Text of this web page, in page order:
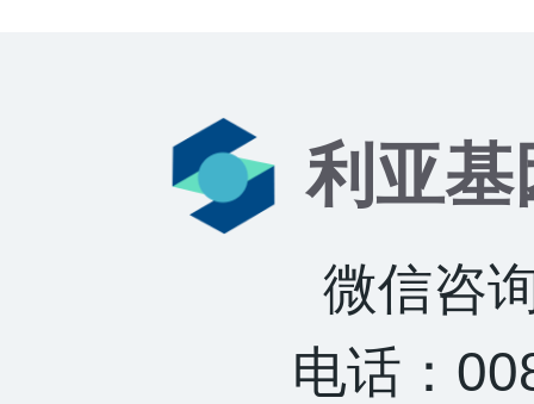
利亚基
微信咨
电话：